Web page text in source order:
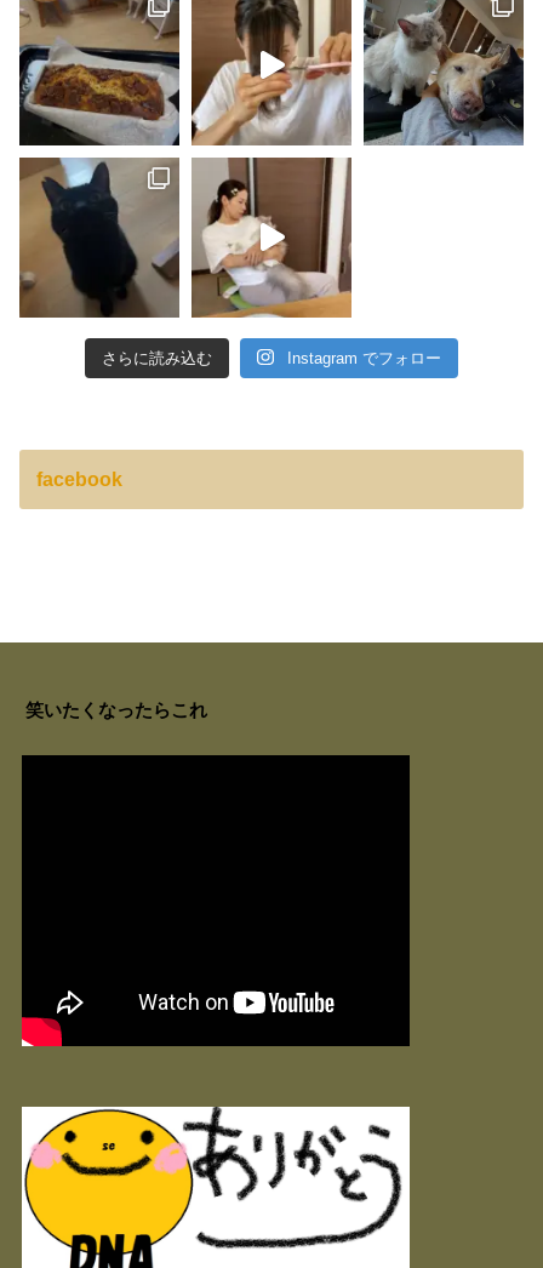
さらに読み込む Instagram でフォロー
facebook
笑いたくなったらこれ